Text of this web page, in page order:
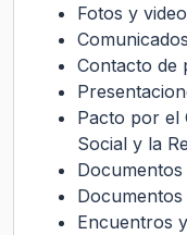
Fotos y
Comunicados
Contacto de
Pacto por el
Social y la
Encuentros